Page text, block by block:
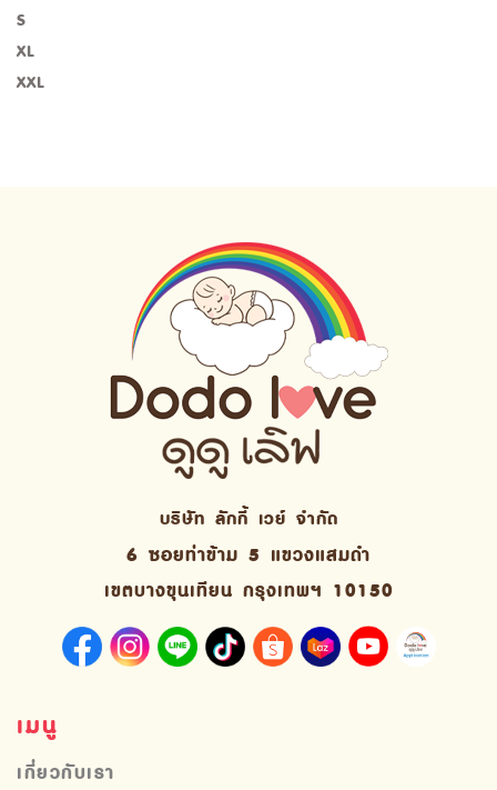
S
XL
XXL
บริษัท ลักกี้ เวย์ จํากัด
6 ซอยท่าข้าม 5 แขวงแสมดำ
เขตบางขุนเทียน กรุงเทพฯ 10150
เมนู
เกี่ยวกับเรา